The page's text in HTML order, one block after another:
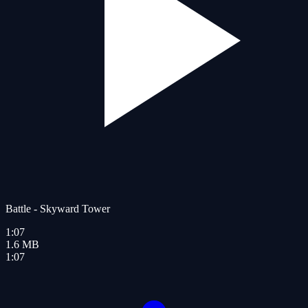
Battle - Skyward Tower
1:07
1.6 MB
1:07